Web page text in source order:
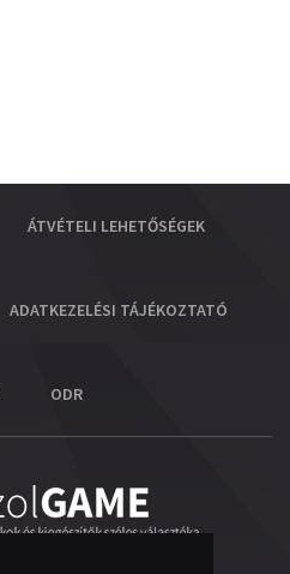
ÁTVÉTELI LEHETŐSÉGEK
ADATKEZELÉSI TÁJÉKOZTATÓ
ODR